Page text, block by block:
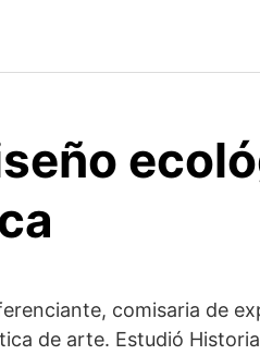
comisaria de
de arte. Estudió